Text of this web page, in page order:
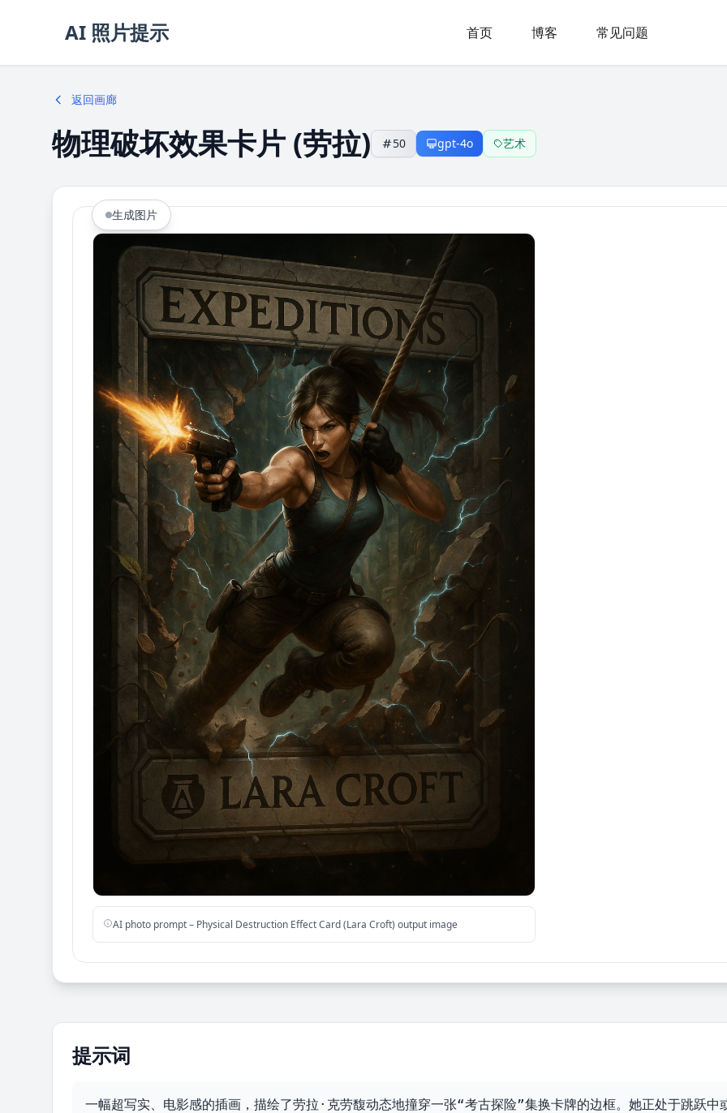
AI 照片提示 首页 博客 常见问题
返回画廊
物理破坏效果卡片 (劳拉) 50 gpt-4o 艺术
生成图片
AI photo prompt – Physical Destruction Effect Card (Lara Croft) output image
提示词
一幅超写实、电影感的插画，描绘了劳拉·克劳馥动态地撞穿一张“考古探险”集换卡牌的边框。她正处于跳跃